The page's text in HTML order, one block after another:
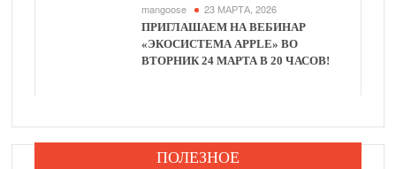
mangoose 23 МАРТА, 2026
ПРИГЛАШАЕМ НА ВЕБИНАР
«ЭКОСИСТЕМА APPLE» ВО
ВТОРНИК 24 МАРТА В 20 ЧАСОВ!
ПОЛЕЗНОЕ